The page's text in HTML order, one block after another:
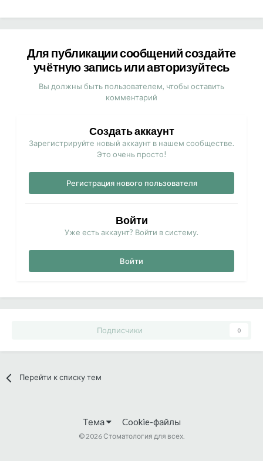
Для публикации сообщений создайте
учётную запись или авторизуйтесь
Вы должны быть пользователем, чтобы оставить
комментарий
Создать аккаунт
Зарегистрируйте новый аккаунт в нашем сообществе.
Это очень просто!
Регистрация нового пользователя
Войти
Уже есть аккаунт? Войти в систему.
Войти
Подписчики 0
Перейти к списку тем
Тема Cookie-файлы
©2026 Стоматология для всех.